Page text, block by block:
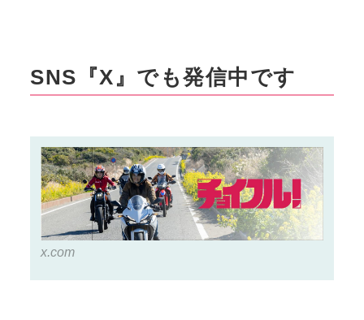
SNS『X』でも発信中です
x.com